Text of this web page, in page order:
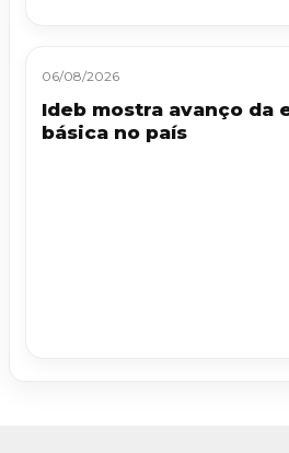
06/08/2026
Ideb mostra avanço da
básica no país